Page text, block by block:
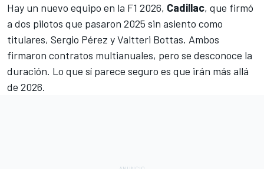
Hay un nuevo equipo en la F1 2026, Cadillac, que firmó
a dos pilotos que pasaron 2025 sin asiento como
titulares, Sergio Pérez y Valtteri Bottas. Ambos
firmaron contratos multianuales, pero se desconoce la
duración. Lo que sí parece seguro es que irán más allá
de 2026.